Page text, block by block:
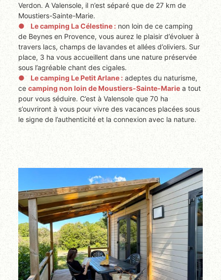
Verdon. A Valensole, il n’est séparé que de 27 km de
Moustiers-Sainte-Marie.
Le camping La Célestine : non loin de ce camping
de Beynes en Provence, vous aurez le plaisir d’évoluer à
travers lacs, champs de lavandes et allées d’oliviers. Sur
place, 3 ha vous accueillent dans une nature préservée
sous l’agréable chant des cigales.
Le camping Le Petit Arlane : adeptes du naturisme,
cecamping non loin de Moustiers-Sainte-Marie a tout
pour vous séduire. C’est à Valensole que 70 ha
s’ouvriront à vous pour vivre des vacances placées sous
le signe de l’authenticité et la connexion avec la nature.